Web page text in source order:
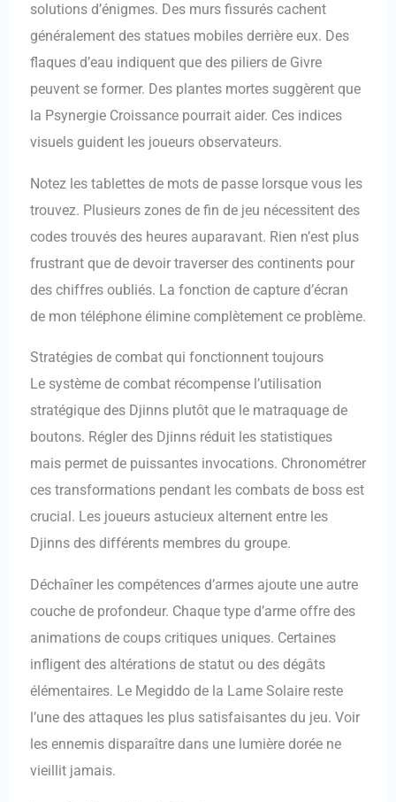
solutions d’énigmes. Des murs fissurés cachent
généralement des statues mobiles derrière eux. Des
flaques d’eau indiquent que des piliers de Givre
peuvent se former. Des plantes mortes suggèrent que
la Psynergie Croissance pourrait aider. Ces indices
visuels guident les joueurs observateurs.
Notez les tablettes de mots de passe lorsque vous les
trouvez. Plusieurs zones de fin de jeu nécessitent des
codes trouvés des heures auparavant. Rien n’est plus
frustrant que de devoir traverser des continents pour
des chiffres oubliés. La fonction de capture d’écran
de mon téléphone élimine complètement ce problème.
Stratégies de combat qui fonctionnent toujours
Le système de combat récompense l’utilisation
stratégique des Djinns plutôt que le matraquage de
boutons. Régler des Djinns réduit les statistiques
mais permet de puissantes invocations. Chronométrer
ces transformations pendant les combats de boss est
crucial. Les joueurs astucieux alternent entre les
Djinns des différents membres du groupe.
Déchaîner les compétences d’armes ajoute une autre
couche de profondeur. Chaque type d’arme offre des
animations de coups critiques uniques. Certaines
infligent des altérations de statut ou des dégâts
élémentaires. Le Megiddo de la Lame Solaire reste
l’une des attaques les plus satisfaisantes du jeu. Voir
les ennemis disparaître dans une lumière dorée ne
vieillit jamais.